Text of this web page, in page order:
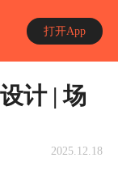
打开App
计 | 场
2025.12.18